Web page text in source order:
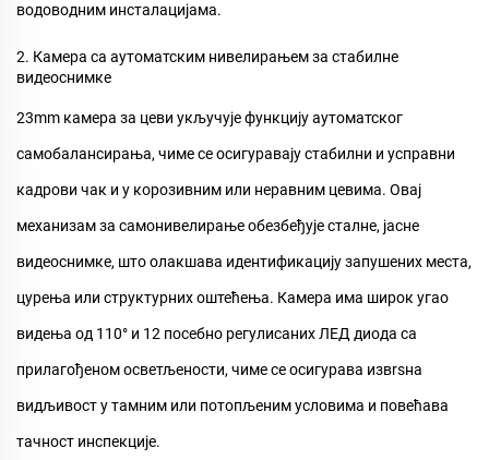
водоводним инсталацијама.
2. Камера са аутоматским нивелирањем за стабилне
видеоснимке
23mm камера за цеви укључује функцију аутоматског
самобалансирања, чиме се осигуравају стабилни и усправни
кадрови чак и у корозивним или неравним цевима. Овај
механизам за самонивелирање обезбеђује сталне, јасне
видеоснимке, што олакшава идентификацију запушених места,
цурења или структурних оштећења. Камера има широк угао
видења од 110° и 12 посебно регулисаних ЛЕД диода са
прилагођеном осветљености, чиме се осигурава извrsна
видљивост у тамним или потопљеним условима и повећава
тачност инспекције.